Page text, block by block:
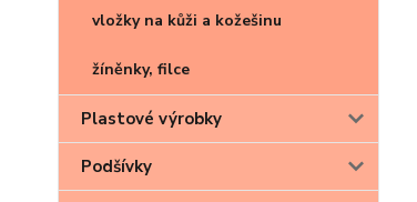
vložky na kůži a kožešinu
žíněnky, filce
Plastové výrobky
Podšívky